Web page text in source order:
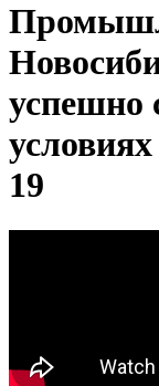
успешно
19